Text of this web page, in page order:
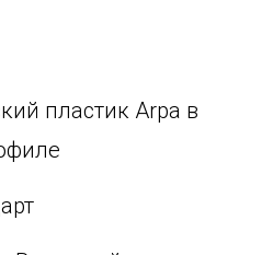
пластик Arpa в